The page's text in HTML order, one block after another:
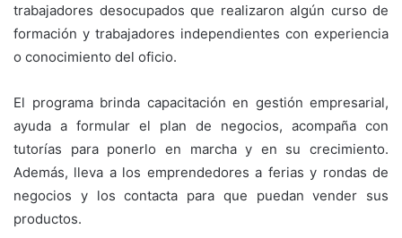
trabajadores desocupados que realizaron algún curso de
formación y trabajadores independientes con experiencia
o conocimiento del oficio.
El programa brinda capacitación en gestión empresarial,
ayuda a formular el plan de negocios, acompaña con
tutorías para ponerlo en marcha y en su crecimiento.
Además, lleva a los emprendedores a ferias y rondas de
negocios y los contacta para que puedan vender sus
productos.